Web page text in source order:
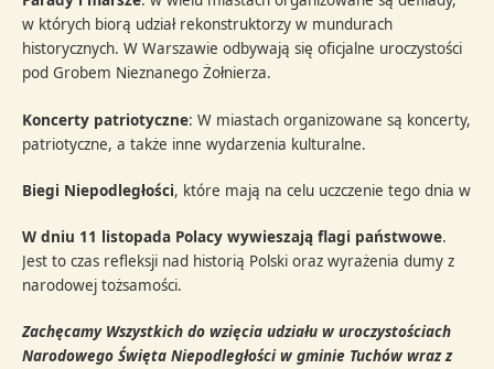
w których biorą udział rekonstruktorzy w mundurach
historycznych. W Warszawie odbywają się oficjalne uroczystości
pod Grobem Nieznanego Żołnierza.
Koncerty patriotyczne: W miastach organizowane są koncerty,
patriotyczne, a także inne wydarzenia kulturalne.
Biegi Niepodległości, które mają na celu uczczenie tego dnia w
W dniu 11 listopada Polacy wywieszają flagi państwowe.
Jest to czas refleksji nad historią Polski oraz wyrażenia dumy z
narodowej tożsamości.
Zachęcamy Wszystkich do wzięcia udziału w uroczystościach
Narodowego Święta Niepodległości w gminie Tuchów wraz z